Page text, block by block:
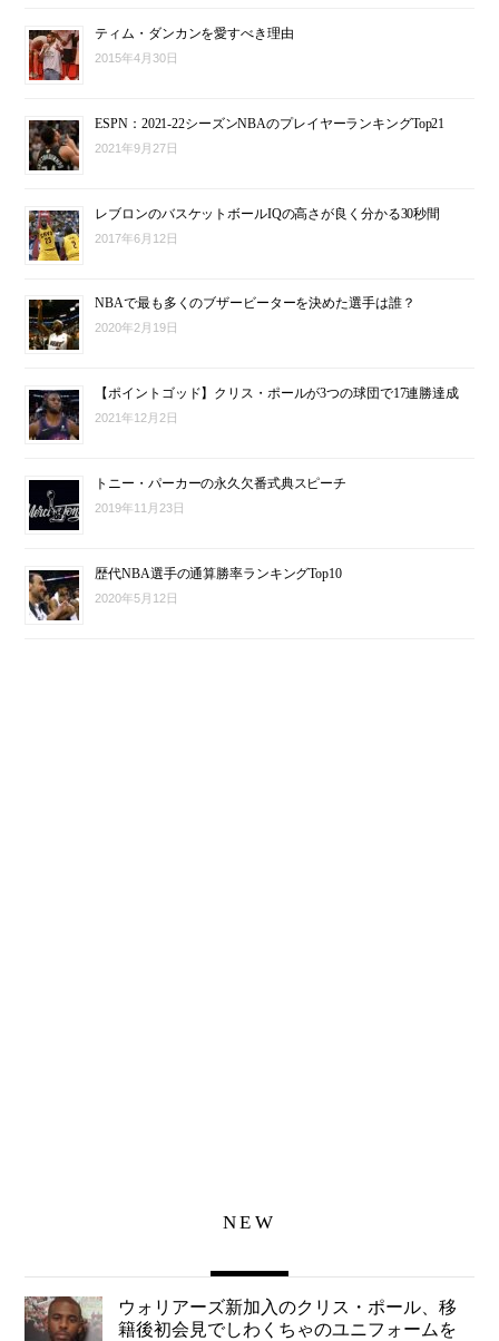
ティム・ダンカンを愛すべき理由
2015年4月30日
ESPN：2021-22シーズンNBAのプレイヤーランキングTop21
2021年9月27日
レブロンのバスケットボールIQの高さが良く分かる30秒間
2017年6月12日
NBAで最も多くのブザービーターを決めた選手は誰？
2020年2月19日
【ポイントゴッド】クリス・ポールが3つの球団で17連勝達成
2021年12月2日
トニー・パーカーの永久欠番式典スピーチ
2019年11月23日
歴代NBA選手の通算勝率ランキングTop10
2020年5月12日
NEW
ウォリアーズ新加入のクリス・ポール、移
籍後初会見でしわくちゃのユニフォームを